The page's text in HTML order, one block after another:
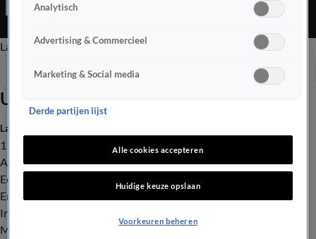
Late EditieOchtend EditieVroege Editie
Uitzendingen
Seizoen 2026
Laatste nieuws
112
Advies & Tips
Economie
Entertainment
Infrastructuur
Milieu en Gezondheid
Analytisch
Advertising & Commercieel
Marketing & Social media
Derde partijen lijst
Alle cookies accepteren
Huidige keuze opslaan
Voorkeuren beheren